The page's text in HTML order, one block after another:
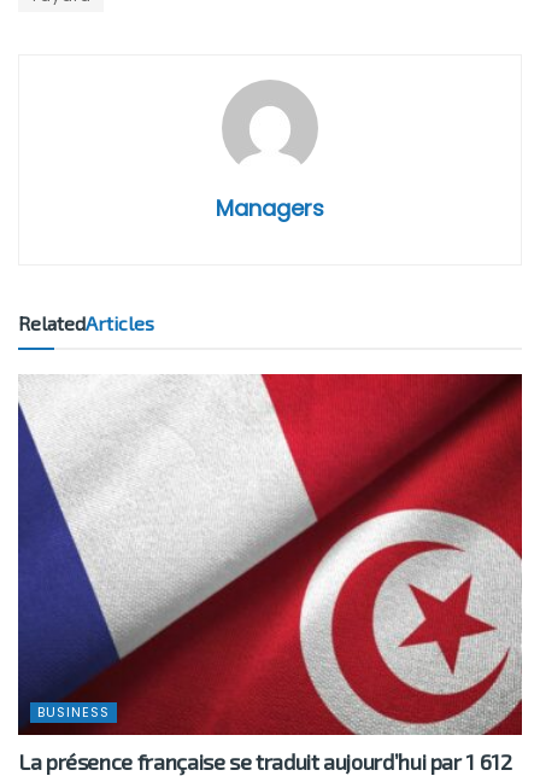
Managers
RelatedArticles
BUSINESS
La présence française se traduit aujourd’hui par 1 612